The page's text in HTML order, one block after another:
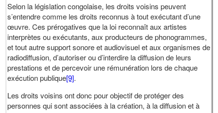
Selon la législation congolaise, les droits voisins peuvent
s’entendre comme les droits reconnus à tout exécutant d’une
œuvre. Ces prérogatives que la loi reconnaît aux artistes
interprètes ou exécutants, aux producteurs de phonogrammes,
et tout autre support sonore et audiovisuel et aux organismes de
radiodiffusion, d’autoriser ou d’interdire la diffusion de leurs
prestations et de percevoir une rémunération lors de chaque
exécution publique[9].
Les droits voisins ont donc pour objectif de protéger des
personnes qui sont associées à la création, à la diffusion et à